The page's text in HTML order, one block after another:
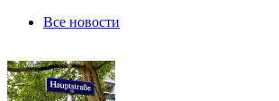
Все новости